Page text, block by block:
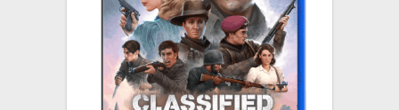
XZONE KLUB
TCG & BOARDGAME HUB